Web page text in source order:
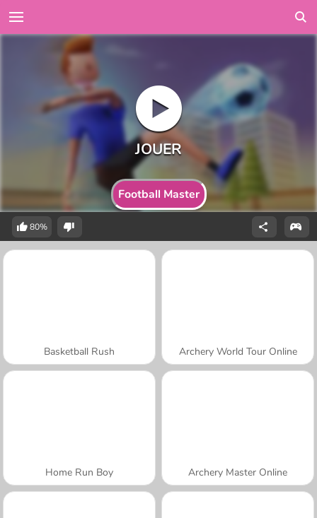
Football Master
80%
Basketball Rush Archery World Tour Online
Home Run Boy Archery Master Online